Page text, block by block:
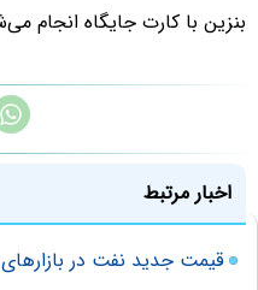
بنزین با کارت جایگاه انجام
اخبار مرتبط
قیمت جدید نفت در